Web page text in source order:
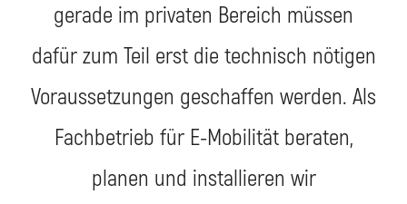
gerade im privaten Bereich müssen
dafür zum Teil erst die technisch nötigen
Voraussetzungen geschaffen werden. Als
Fachbetrieb für E-Mobilität beraten,
planen und installieren wir